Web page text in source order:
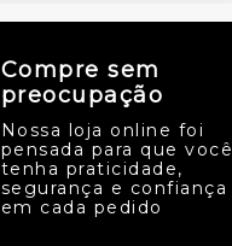
Compre sem
preocupação
Nossa loja online foi
pensada para que você
tenha praticidade,
segurança e confiança
em cada pedido